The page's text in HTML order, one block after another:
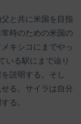
と共に米国を目指
時のための米国の
キシコにまでやっ
いる駅にまで辿り
説明する。そし
る。サイラは自分
る。